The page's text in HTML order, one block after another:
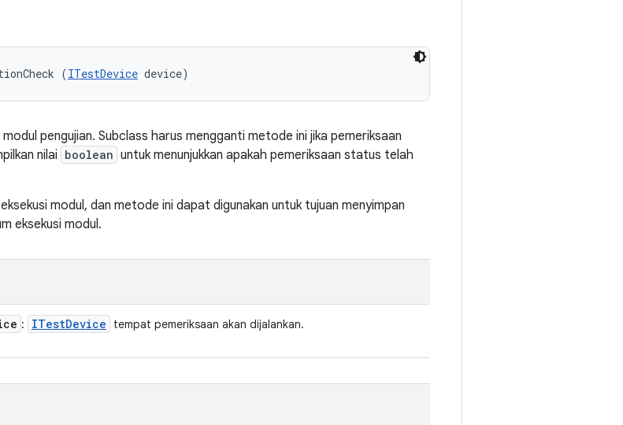
(ITestDevice device)
pengujian. Subclass harus mengganti metode ini jika pemeriksaan
nilai boolean untuk menunjukkan apakah pemeriksaan status telah
eksekusi modul, dan metode ini dapat digunakan untuk tujuan menyimpan
eksekusi modul.
: ITestDevice tempat pemeriksaan akan dijalankan.